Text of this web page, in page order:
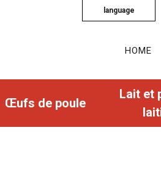
language
HOME
Œufs de poule
Lait et